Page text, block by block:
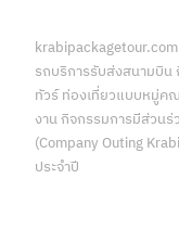
รถบริการรับส่งสนามบิน
ทัวร์ ท่องเที่ยวแบบหมู่ค
งาน กิจกรรมการมีส่วนร่
(Company Outing
ประจำปี